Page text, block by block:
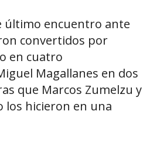
último encuentro ante
convertidos por
en cuatro
Magallanes en dos
que Marcos Zumelzu y
los hicieron en una